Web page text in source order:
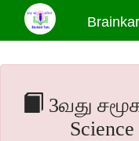
3வது